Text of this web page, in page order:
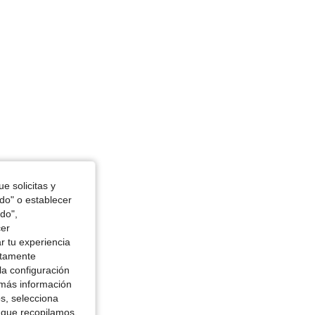
solicitas y
o establecer
tu experiencia
configuración
información
selecciona
recopilamos,